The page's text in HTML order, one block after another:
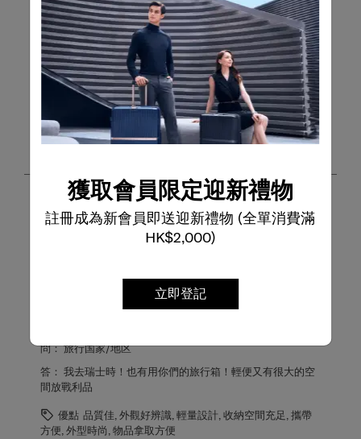
獲取會員限定迎新禮物
註冊成為新會員即送迎新禮物 (全單消費滿
HK$2,000)
立即登記
篩選評論
搜尋主題和評論搜尋區域
篩選條件
排序方式
最高至最低評級
第
5星，共5星。
功能很不錯用
我在一個月前陸陸續續購入30寸25寸的！行李箱還有最近購
問：旅行国家/地区
答： 我去瑞士時！也有用你們的旅行箱！輕便又有很大的空
間放戰利品
優點 品質佳, 外觀好辨識, 輕量設計, 收納空間充足, 攜帶
方便, 外型時尚, 物品拿取方便